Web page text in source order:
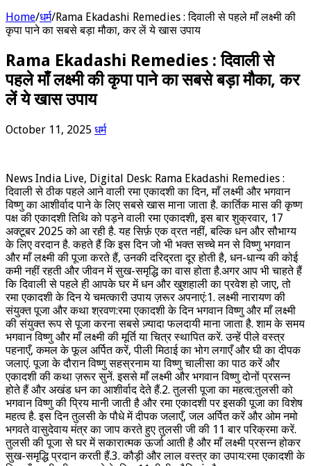
Home/धर्म/Rama Ekadashi Remedies : दिवाली से पहले माँ लक्ष्मी की
कृपा पाने का सबसे बड़ा मौका, कर लें ये खास उपाय
Rama Ekadashi Remedies : दिवाली से
पहले माँ लक्ष्मी की कृपा पाने का सबसे बड़ा मौका, कर
लें ये खास उपाय
October 11, 2025 धर्म
News India Live, Digital Desk: Rama Ekadashi Remedies :
दिवाली से ठीक पहले आने वाली रमा एकादशी का दिन, माँ लक्ष्मी और भगवान
विष्णु का आशीर्वाद पाने के लिए सबसे खास माना जाता है. कार्तिक मास की कृष्ण
पक्ष की एकादशी तिथि को पड़ने वाली रमा एकादशी, इस बार शुक्रवार, 17
अक्टूबर 2025 को आ रही है. यह सिर्फ़ एक व्रत नहीं, बल्कि धन और सौभाग्य
के लिए वरदान है. कहते हैं कि इस दिन जो भी भक्त सच्चे मन से विष्णु भगवान
और माँ लक्ष्मी की पूजा करते हैं, उनकी दरिद्रता दूर होती है, धन-धान्य की कोई
कमी नहीं रहती और जीवन में सुख-समृद्धि का वास होता है.अगर आप भी चाहते हैं
कि दिवाली से पहले ही आपके घर में धन और खुशहाली का प्रवेश हो जाए, तो
रमा एकादशी के दिन ये चमत्कारी उपाय ज़रूर अपनाएं:1. लक्ष्मी नारायण की
संयुक्त पूजा और कथा श्रवण:रमा एकादशी के दिन भगवान विष्णु और माँ लक्ष्मी
की संयुक्त रूप से पूजा करना सबसे ज़्यादा फलदायी माना जाता है. शाम के समय
भगवान विष्णु और माँ लक्ष्मी की मूर्ति या चित्र स्थापित करें. उन्हें पीले वस्त्र
पहनाएँ, कमल के फूल अर्पित करें, पीली मिठाई का भोग लगाएँ और घी का दीपक
जलाएं. पूजा के दौरान विष्णु सहस्रनाम या विष्णु चालीसा का पाठ करें और
एकादशी की कथा ज़रूर सुनें. इससे माँ लक्ष्मी और भगवान विष्णु दोनों प्रसन्न
होते हैं और अखंड धन का आशीर्वाद देते हैं.2. तुलसी पूजा का महत्व:तुलसी को
भगवान विष्णु की प्रिय मानी जाती है और रमा एकादशी पर इसकी पूजा का विशेष
महत्व है. इस दिन तुलसी के पौधे में दीपक जलाएँ, जल अर्पित करें और ओम नमो
भगवते वासुदेवाय मंत्र का जाप करते हुए तुलसी जी की 11 बार परिक्रमा करें.
तुलसी की पूजा से घर में सकारात्मक ऊर्जा आती है और माँ लक्ष्मी प्रसन्न होकर
सुख-समृद्धि प्रदान करती हैं.3. कौड़ी और लाल वस्त्र का उपाय:रमा एकादशी के